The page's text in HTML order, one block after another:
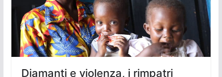
Diamanti e violenza, i rimpatri